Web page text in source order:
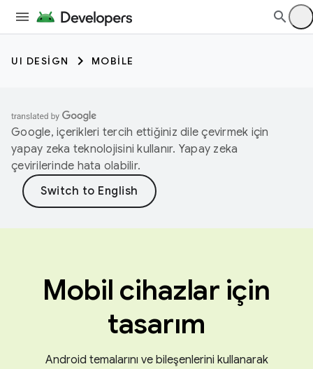
UI DESIGN MOBILE
Google, içerikleri tercih ettiğiniz dile çevirmek için
yapay zeka teknolojisini kullanır. Yapay zeka
çevirilerinde hata olabilir.
Mobil cihazlar için
tasarım
Android temalarını ve bileşenlerini kullanarak